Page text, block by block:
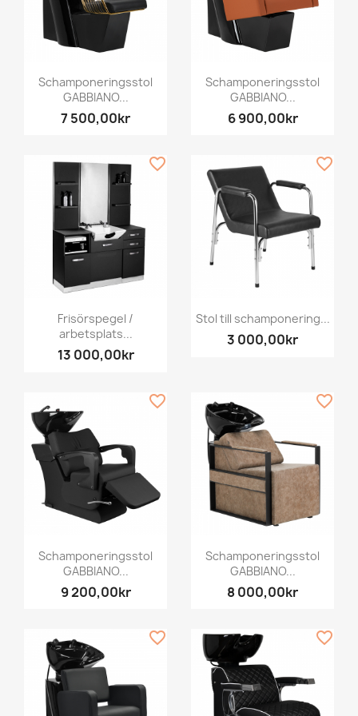
Schamponeringsstol
GABBIANO...
7 500,00kr
Schamponeringsstol
GABBIANO...
6 900,00kr
Frisörspegel /
arbetsplats...
13 000,00kr
favorite_border
Stol till schamponering...
3 000,00kr
favorite_border
Schamponeringsstol
GABBIANO...
9 200,00kr
favorite_border
Schamponeringsstol
GABBIANO...
8 000,00kr
favorite_border
favorite_border favorite_border